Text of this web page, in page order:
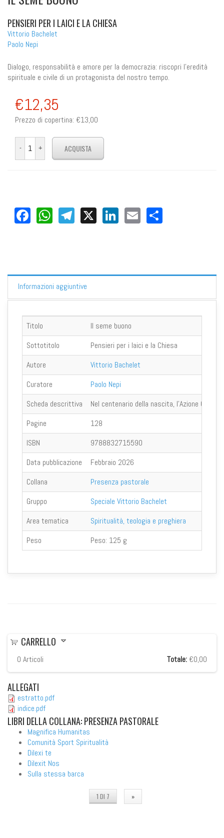
PENSIERI PER I LAICI E LA CHIESA
Vittorio Bachelet
Paolo Nepi
Dialogo, responsabilità e amore per la democrazia: riscopri l'eredità
spirituale e civile di un protagonista del nostro tempo.
€12,35
Prezzo di copertina: €13,00
Facebook
WhatsApp
Telegram
X LinkedIn
Email
Informazioni aggiuntive
Titolo
Il seme buono
Sottotitolo
Pensieri per i laici e la Chiesa
Autore
Vittorio Bachelet
Curatore
Paolo Nepi
Scheda descrittiva
Nel centenario della nascita, l’Azione
Pagine
128
ISBN
9788832715590
Data pubblicazione
Febbraio 2026
Collana
Presenza pastorale
Gruppo
Speciale Vittorio Bachelet
Area tematica
Spiritualità, teologia e preghiera
Peso
Peso: 125 g
CARRELLO
0 Articoli Totale: €0,00
ALLEGATI
estratto.pdf
indice.pdf
LIBRI DELLA COLLANA: PRESENZA PASTORALE
Magnifica Humanitas
Comunità Sport Spiritualità
Dilexi te
Dilexit Nos
Sulla stessa barca
1 DI 7 »